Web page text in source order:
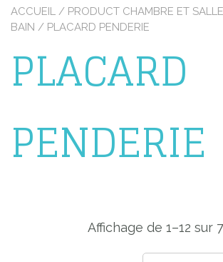
ACCUEIL / PRODUCT CHAMBRE ET
BAIN / PLACARD PENDERIE
PLACARD
PENDERIE
Affichage de 1–12 sur